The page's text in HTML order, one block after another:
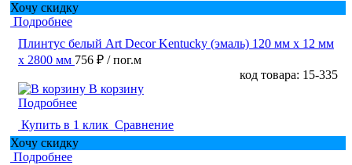
Хочу скидку
Подробнее
Плинтус белый Art Decor Kentucky (эмаль) 120 мм х 12 мм
х 2800 мм 756 ₽ / пог.м
код товара: 15-335
В корзину
Подробнее
Купить в 1 клик Сравнение
Хочу скидку
Подробнее